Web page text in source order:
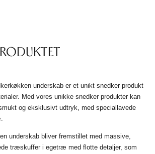
underskab er et unikt snedker produkt
Med vores unikke snedker produkter kan
og eksklusivt udtryk, med speciallavede
underskab bliver fremstillet med massive,
træskuffer i egetræ med flotte detaljer, som